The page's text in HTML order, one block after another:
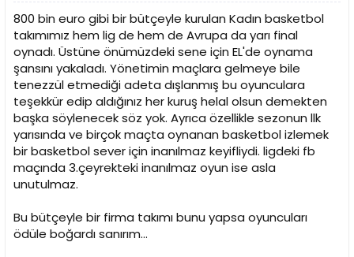
800 bin euro gibi bir bütçeyle kurulan Kadın basketbol
takımımız hem lig de hem de Avrupa da yarı final
oynadı. Üstüne önümüzdeki sene için EL'de oynama
şansını yakaladı. Yönetimin maçlara gelmeye bile
tenezzül etmediği adeta dışlanmış bu oyunculara
teşekkür edip aldığınız her kuruş helal olsun demekten
başka söylenecek söz yok. Ayrıca özellikle sezonun llk
yarısında ve birçok maçta oynanan basketbol izlemek
bir basketbol sever için inanılmaz keyifliydi. ligdeki fb
maçında 3.çeyrekteki inanılmaz oyun ise asla
unutulmaz.
Bu bütçeyle bir firma takımı bunu yapsa oyuncuları
ödüle boğardı sanırım...